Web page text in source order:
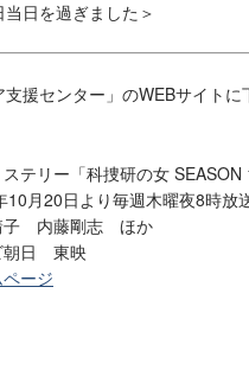
日を過ぎました＞
援センター」のWEBサイトに
テリー「科捜研の女 SEASON
10月20日より毎週木曜夜8時放
子 内藤剛志 ほか
朝日 東映
ージ